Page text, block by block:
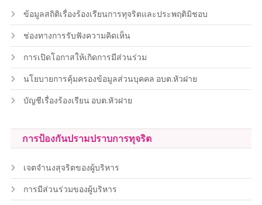
ข้อมูลสถิติเรื่องร้องเรียนการทุจริตและประพฤติมิชอบ
ช่องทางการรับฟังความคิดเห็น
การเปิดโอกาสให้เกิดการมีส่วนร่วม
นโยบายการคุ้มครองข้อมูลส่วนบุคคล อบต.หัวฝาย
บัญชีเรื่องร้องเรียน อบต.หัวฝาย
การป้องกันปรามปราบการทุจริต
เจตจำนงสุจริตของผู้บริหาร
การมีส่วนร่วมของผู้บริหาร